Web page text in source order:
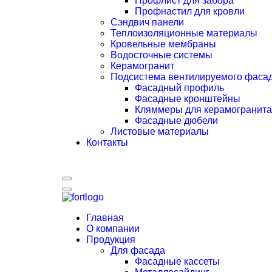
Профнастил для кровли
Сэндвич панели
Теплоизоляционные материалы
Кровельные мембраны
Водосточные системы
Керамогранит
Подсистема вентилируемого
Фасадный профиль
Фасадные кронштейны
Кляммеры для керамогранита
Фасадные дюбели
Листовые материалы
Контакты
Главная
О компании
Продукция
Для фасада
Фасадные кассеты